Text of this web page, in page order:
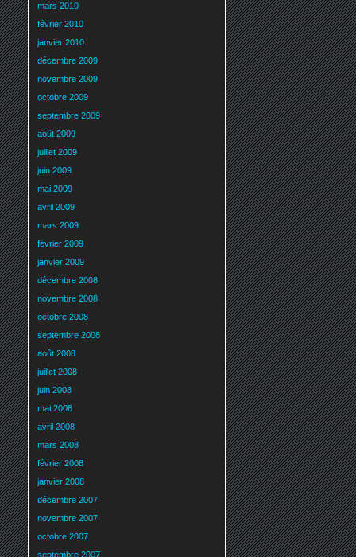
mars 2010
février 2010
janvier 2010
décembre 2009
novembre 2009
octobre 2009
septembre 2009
août 2009
juillet 2009
juin 2009
mai 2009
avril 2009
mars 2009
février 2009
janvier 2009
décembre 2008
novembre 2008
octobre 2008
septembre 2008
août 2008
juillet 2008
juin 2008
mai 2008
avril 2008
mars 2008
février 2008
janvier 2008
décembre 2007
novembre 2007
octobre 2007
septembre 2007